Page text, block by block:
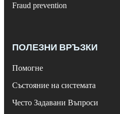
Fraud prevention
ПОЛЕЗНИ ВРЪЗКИ
Помогне
Състояние на системата
Често Задавани Въпроси